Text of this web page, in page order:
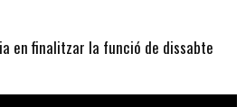
en finalitzar la funció de dissabte